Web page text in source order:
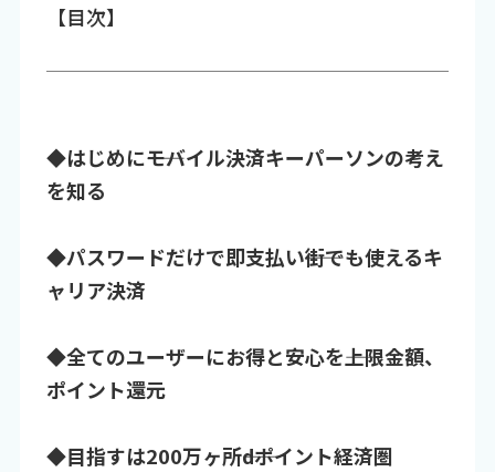
【目次】
◆はじめに――モバイル決済キーパーソンの考え
を知る
◆パスワードだけで即支払い――街でも使えるキ
ャリア決済
◆全てのユーザーにお得と安心を――上限金額、
ポイント還元
◆目指すは200万ヶ所――dポイント経済圏